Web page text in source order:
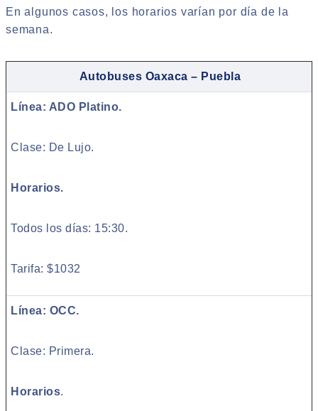
En algunos casos, los horarios varían por día de la
semana.
Autobuses Oaxaca – Puebla
Línea: ADO Platino.
Clase: De Lujo.
Horarios.
Todos los días: 15:30.
Tarifa: $1032
Línea: OCC.
Clase: Primera.
Horarios.